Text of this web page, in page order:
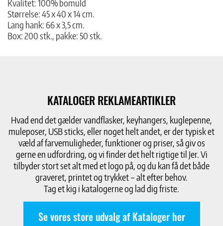
Kvalitet: 100% bomuld
Størrelse: 45 x 40 x 14 cm.
Lang hank: 66 x 3,5 cm.
Box: 200 stk., pakke: 50 stk.
KATALOGER REKLAMEARTIKLER
Hvad end det gælder vandflasker, keyhangers, kuglepenne,
muleposer, USB sticks, eller noget helt andet, er der typisk et
væld af farvemuligheder, funktioner og priser, så giv os
gerne en udfordring, og vi finder det helt rigtige til Jer. Vi
tilbyder stort set alt med et logo på, og du kan få det både
graveret, printet og trykket – alt efter behov.
Tag et kig i katalogerne og lad dig friste.
Se vores store udvalg af Kataloger her